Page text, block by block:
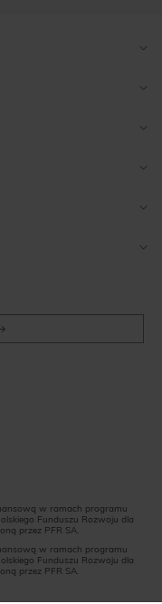
w ramach programu
Funduszu Rozwoju dla
przez PFR SA.
w ramach programu
Funduszu Rozwoju dla
przez PFR SA.